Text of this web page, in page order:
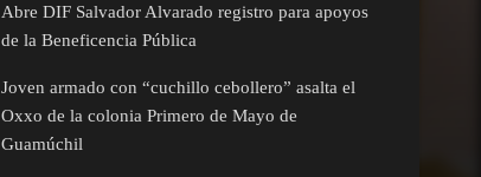
Abre DIF Salvador Alvarado registro para apoyos
de la Beneficencia Pública
Joven armado con “cuchillo cebollero” asalta el
Oxxo de la colonia Primero de Mayo de
Guamúchil